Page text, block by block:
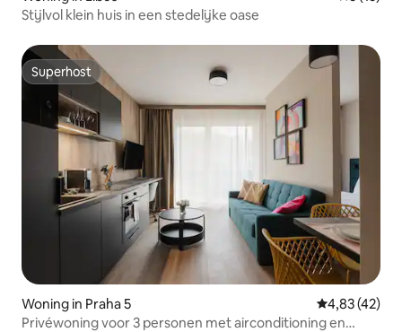
Stijlvol klein huis in een stedelijke oase
Superhost
Superhost
Woning in Praha 5 Gemiddelde
4,83 (42)
Privéwoning voor 3 personen met airconditioning en